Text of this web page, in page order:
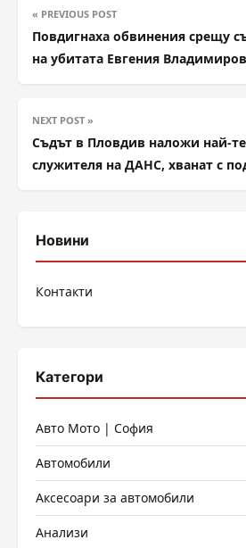
« PREVIOUS POST
Повдигнаха обвинения срещу
на убитата Евгения
NEXT POST »
Съдът в Пловдив наложи най-
служителя на ДАНС, хванат с
Новини
Контакти
Категори
Авто Мото | София
Автомобили
Аксесоари за автомобили
Анализи